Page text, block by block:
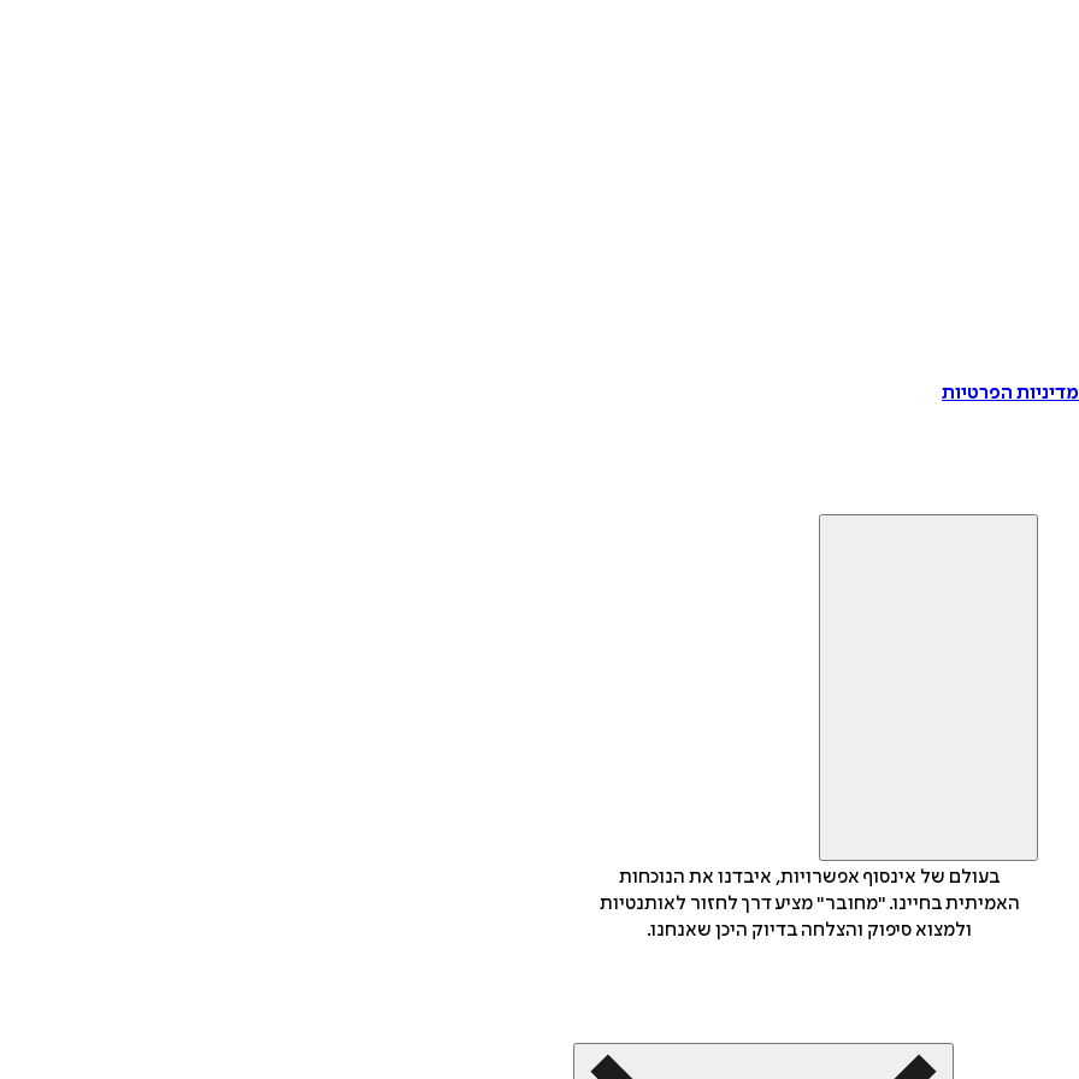
הפרטיות
בעולם של אינסוף אפשרויות, איבדנו את הנוכחות
האמיתית בחיינו. "מחובר" מציע דרך לחזור לאותנטיות
ולמצוא סיפוק והצלחה בדיוק היכן שאנחנו.